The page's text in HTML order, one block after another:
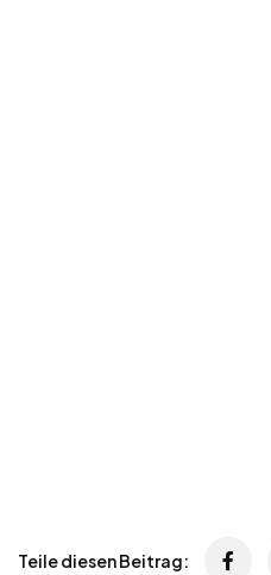
Teile diesen Beitrag: